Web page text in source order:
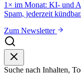
1× im Monat: KI- und
Spam, jederzeit kündbar.
Zum Newsletter
Suche nach Inhalten,